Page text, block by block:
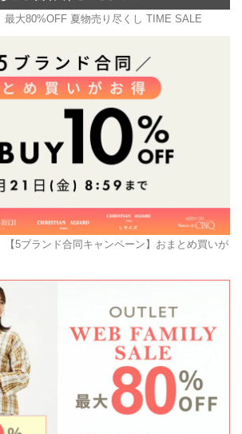
最大80%OFF 夏物売り尽くし TIME SALE
【5ブランド合同キャンペーン】おまとめ買いが